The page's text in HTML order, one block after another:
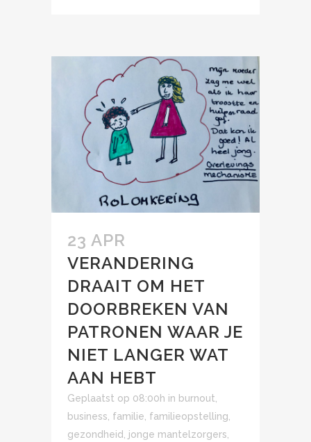
23 APR
VERANDERING
DRAAIT OM HET
DOORBREKEN VAN
PATRONEN WAAR JE
NIET LANGER WAT
AAN HEBT
Geplaatst op 08:00h in burnout,
business, familie, familieopstelling,
gezondheid, jonge mantelzorgers,